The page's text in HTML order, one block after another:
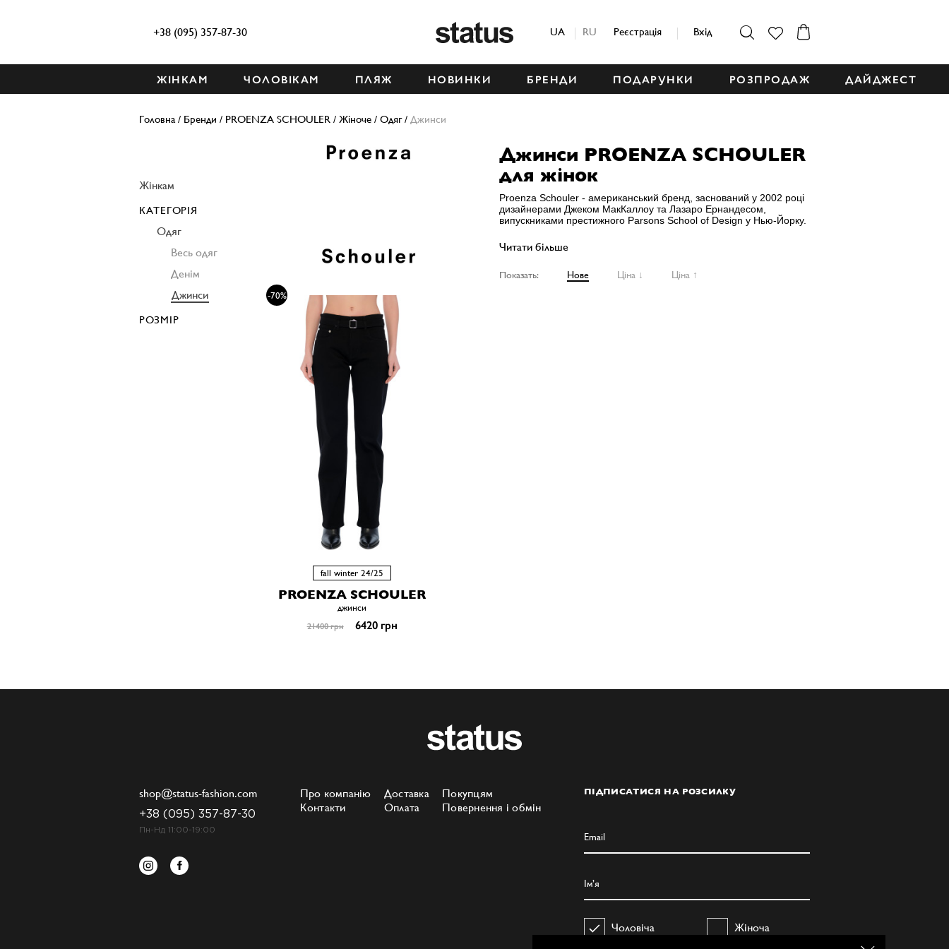
+38 (095) 357-87-30 UA RU Реєстрація Вхід
ЖІНКАМ ЧОЛОВІКАМ ПЛЯЖ НОВИНКИ БРЕНДИ ПОДАРУНКИ РОЗПРОДАЖ ДАЙДЖЕСТ
Головна / Бренди / PROENZA SCHOULER / Жіноче / Одяг/ Джинси
Джинси PROENZA SCHOULER
для жінок
Proenza Schouler - американський бренд, заснований у 2002 році
дизайнерами Джеком МакКаллоу та Лазаро Ернандесом,
випускниками престижного Parsons School of Design у Нью-Йорку.
Читати більше
Показать: Нове Ціна ↓ Ціна ↑
-70%
fall winter 24/25
PROENZA SCHOULER
джинси
21400 грн 6420 грн
Жінкам
КАТЕГОРІЯ
Одяг
Весь одяг
Денім
Джинси
РОЗМІР
ПІДПИСАТИСЯ НА РОЗСИЛКУ
Чоловіча Жіноча
Про компанію
Контакти
Доставка
Оплата
Покупцям
Повернення і обмін
shop@status-fashion.com
+38 (095) 357-87-30
Пн-Нд 11:00-19:00